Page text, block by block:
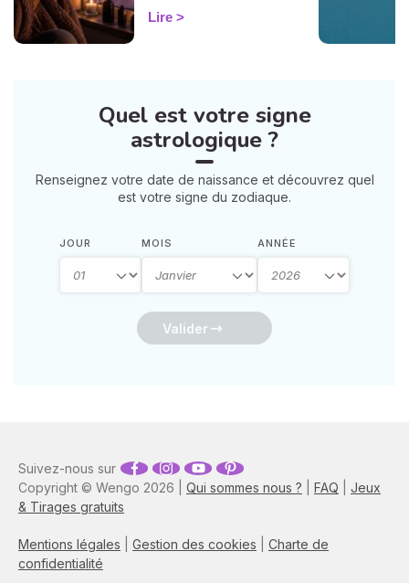
surtout : ça se traverse en
douceur. Voici 7 gestes
intérieur. 🛡️🌒
Lire
Quel est votre signe
astrologique ?
Renseignez votre date de naissance et découvrez quel
est votre signe du zodiaque.
JOUR MOIS ANNÉE
Valider
Copyright © Wengo 2026 | Qui sommes nous ? FAQ
Jeux
& Tirages gratuits
Mentions légales Gestion des cookies
Charte de
confidentialité
Suivez-nous sur